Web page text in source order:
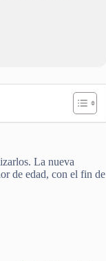
La nueva
de edad, con el fin de